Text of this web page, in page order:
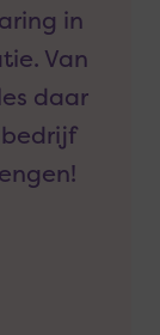
in
Van
daar
bedrijf